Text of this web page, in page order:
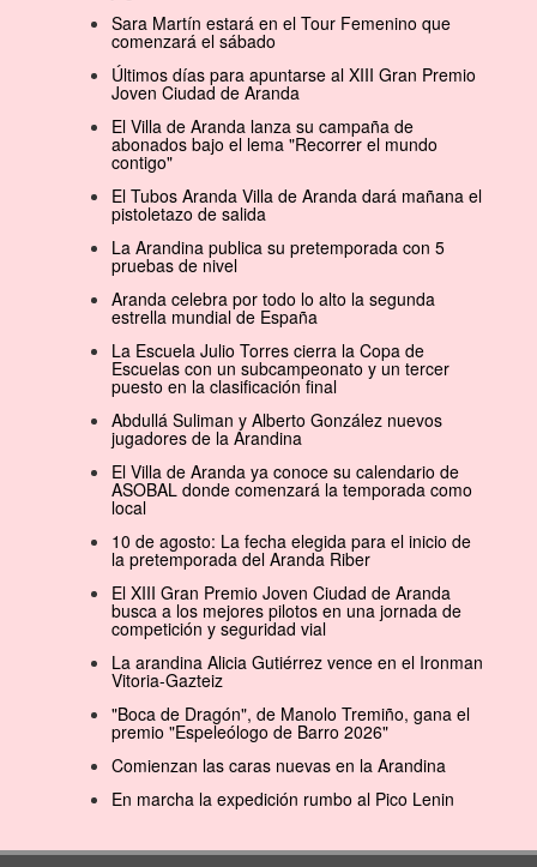
Sara Martín estará en el Tour Femenino que
comenzará el sábado
Últimos días para apuntarse al XIII Gran Premio
Joven Ciudad de Aranda
El Villa de Aranda lanza su campaña de
abonados bajo el lema "Recorrer el mundo
contigo"
El Tubos Aranda Villa de Aranda dará mañana el
pistoletazo de salida
La Arandina publica su pretemporada con 5
pruebas de nivel
Aranda celebra por todo lo alto la segunda
estrella mundial de España
La Escuela Julio Torres cierra la Copa de
Escuelas con un subcampeonato y un tercer
puesto en la clasificación final
Abdullá Suliman y Alberto González nuevos
jugadores de la Arandina
El Villa de Aranda ya conoce su calendario de
ASOBAL donde comenzará la temporada como
local
10 de agosto: La fecha elegida para el inicio de
la pretemporada del Aranda Riber
El XIII Gran Premio Joven Ciudad de Aranda
busca a los mejores pilotos en una jornada de
competición y seguridad vial
La arandina Alicia Gutiérrez vence en el Ironman
Vitoria-Gazteiz
"Boca de Dragón", de Manolo Tremiño, gana el
premio "Espeleólogo de Barro 2026"
Comienzan las caras nuevas en la Arandina
En marcha la expedición rumbo al Pico Lenin